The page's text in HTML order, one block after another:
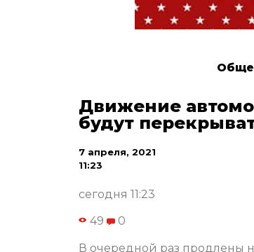
Движение
будут
7 апреля, 2021
11:23
сегодня 11:23
49 0
В очередной раз продлены